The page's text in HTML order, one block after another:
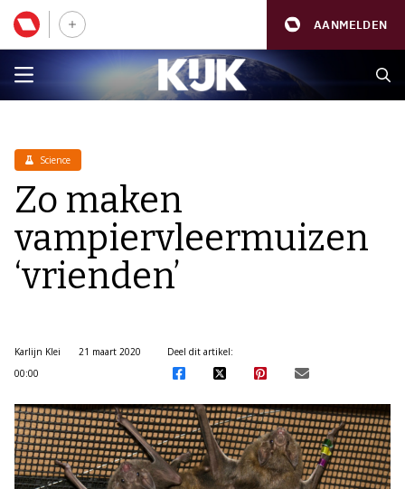
AANMELDEN
Science
Zo maken
vampiervleermuizen
‘vrienden’
Karlijn Klei
21 maart 2020
00:00
Deel dit artikel: